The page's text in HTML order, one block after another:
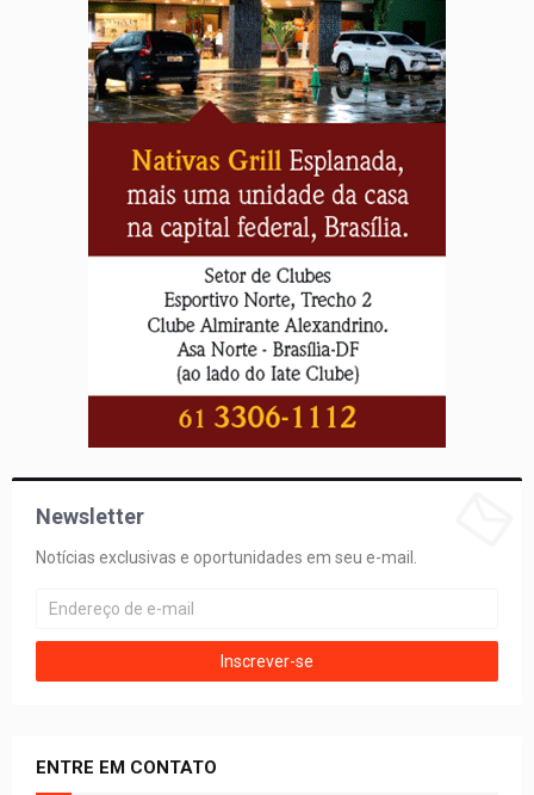
Newsletter
Notícias exclusivas e oportunidades em seu e-mail.
ENTRE EM CONTATO